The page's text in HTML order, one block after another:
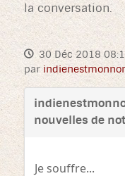
la conversation.
30 Déc 2018
par
nouvelles de
Je souffre...